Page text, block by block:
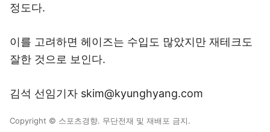
정도다.
이를 고려하면 헤이즈는 수입도 많았지만 재테크도
잘한 것으로 보인다.
김석 선임기자 skim@kyunghyang.com
Copyright © 스포츠경향. 무단전재 및 재배포 금지.